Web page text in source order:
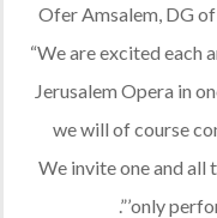
Ofer Amsalem, DG
“We are excited each
Jerusalem Opera in
we will of course
We invite one and all
only